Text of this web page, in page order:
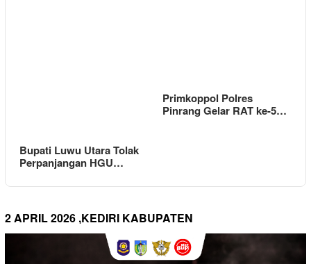
Bupati Luwu Utara Tolak
Perpanjangan HGU…
Primkoppol Polres
Pinrang Gelar RAT ke-5…
2 APRIL 2026 ,KEDIRI KABUPATEN